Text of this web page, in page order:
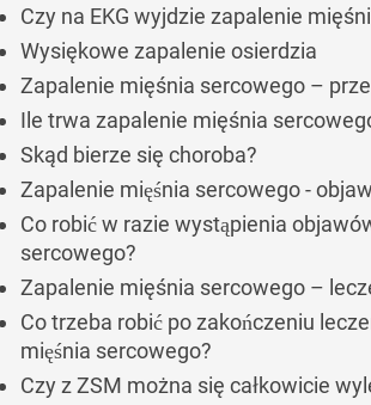
Czy na EKG wyjdzie zapalenie
Wysiękowe zapalenie osierdzia
Zapalenie mięśnia sercowego –
Ile trwa zapalenie mięśnia
Skąd bierze się choroba?
Zapalenie mięśnia sercowego -
Co robić w razie wystąpienia
sercowego?
Zapalenie mięśnia sercowego –
Co trzeba robić po zakończeniu
mięśnia sercowego?
Czy z ZSM można się całkowicie